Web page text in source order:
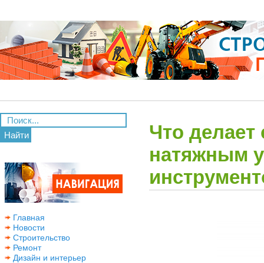
Найти
Главная
Новости
Строительство
Ремонт
Дизайн и интерьер
Что делает
натяжным